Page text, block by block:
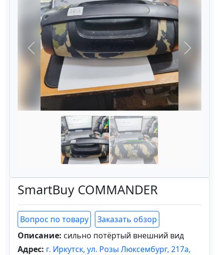
Назад Вперёд
SmartBuy COMMANDER
Вопрос по товару
Заказать обзор
Описание: сильно потёртый внешний вид
Адрес: г. Иркутск, ул. Розы Люксембург, 217а,